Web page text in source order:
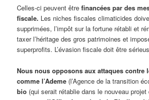
Celles-ci peuvent êtrefinancées par des
fiscale. Les niches fiscales climaticides
supprimées, l’impôt sur la fortune rétabli et
taxer l’héritage des gros patrimoines et
superprofits. L’évasion fiscale doit être
Nous nous opposons aux attaques contre
comme l’Ademe (l’Agence de la transition
bio (qui serait rétablie dans le nouveau